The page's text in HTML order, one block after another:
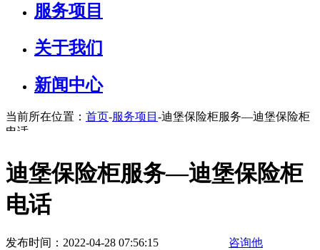
服务项目
关于我们
新闻中心
当前所在位置： 首页-服务项目 -迪堡保险柜服务—迪堡保险柜
电话
迪堡保险柜服务—迪堡保险柜
电话
发布时间：2022-04-28 07:56:15
咨询他